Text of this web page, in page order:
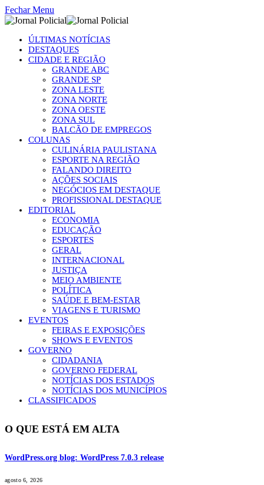
Fechar Menu
ÚLTIMAS NOTÍCIAS
DESTAQUES
CIDADE E REGIÃO
GRANDE ABC
GRANDE SP
ZONA LESTE
ZONA NORTE
ZONA OESTE
ZONA SUL
BALCÃO DE EMPREGOS
COLUNAS
CULINÁRIA PAULISTANA
ESPORTE NA REGIÃO
FALANDO DIREITO
AÇÕES SOCIAIS
NEGÓCIOS EM DESTAQUE
PROFISSIONAL DESTAQUE
EDITORIAL
ECONOMIA
EDUCAÇÃO
ESPORTES
GERAL
INTERNACIONAL
JUSTIÇA
MEIO AMBIENTE
POLÍTICA
SAÚDE E BEM-ESTAR
VIAGENS E TURISMO
EVENTOS
FEIRAS E EXPOSIÇÕES
SHOWS E EVENTOS
GOVERNO
CIDADANIA
GOVERNO FEDERAL
NOTÍCIAS DOS ESTADOS
NOTÍCIAS DOS MUNICÍPIOS
CLASSIFICADOS
O QUE ESTÁ EM ALTA
WordPress.org blog: WordPress 7.0.3 release
agosto 6, 2026